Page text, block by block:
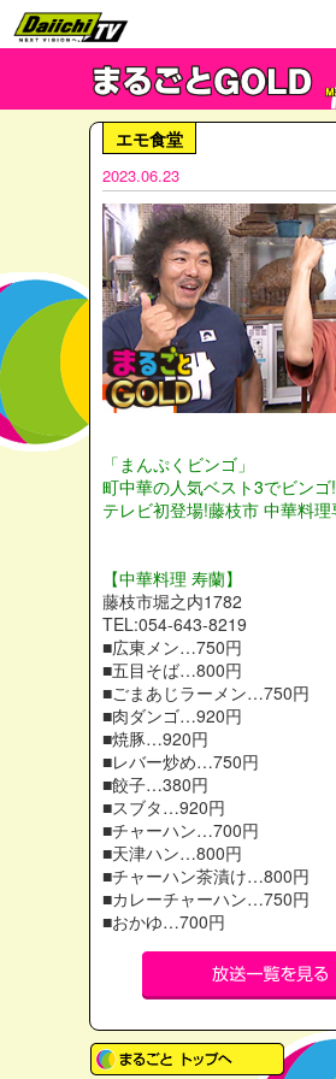
エモ食堂
2023.06.23
「まんぷくビンゴ」
町中華の人気ベスト3でビンゴ!
テレビ初登場!藤枝市 中華料理
【中華料理 寿蘭】
藤枝市堀之内1782
TEL:054-643-8219
■広東メン…750円
■五目そば…800円
■ごまあじラーメン…750円
■肉ダンゴ…920円
■焼豚…920円
■レバー炒め…750円
■餃子…380円
■スブタ…920円
■チャーハン…700円
■天津ハン…800円
■チャーハン茶漬け…800円
■カレーチャーハン…750円
■おかゆ…700円